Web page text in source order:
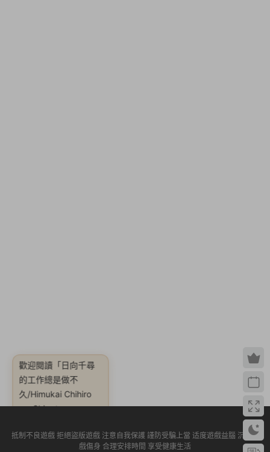
抵制不良遊戲 拒絕盜版遊戲 注意自我保護 謹防受騙上當 适度遊戲益腦 沉迷遊
戲傷身 合理安排時間 享受健康生活
歡迎閱讀 「日向千尋
的工作總是做不
久/Himukai Chihiro
wa Shigoto ga
Tsuzukanai【完整版|
容量2.9GB|官方簡體